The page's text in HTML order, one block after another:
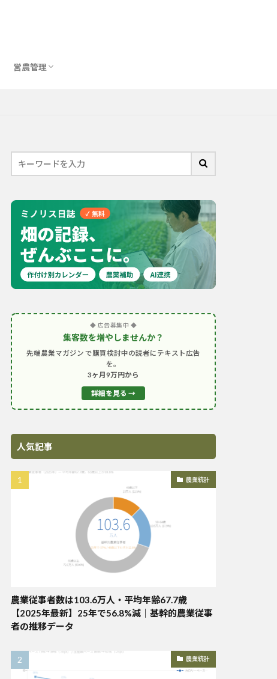
営農管理
圃場管理アプリおすすめ10選
農業用トイレ比較
バイオスティミュラント完全ガイド
◆ 広告募集中 ◆
集客数を増やしませんか？
先端農業マガジン で購買検討中の読者にテキスト広告
を。
3ヶ月9万円から
詳細を見る →
人気記事
農業統計
農業従事者数は103.6万人・平均年齢67.7歳
【2025年最新】25年で56.8%減｜基幹的農業従事
者の推移データ
農業統計